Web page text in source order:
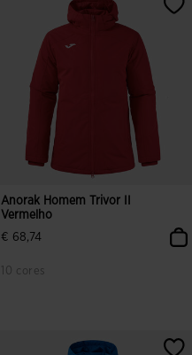
Anorak Homem Trivor II
Vermelho
€ 68,74
10 cores